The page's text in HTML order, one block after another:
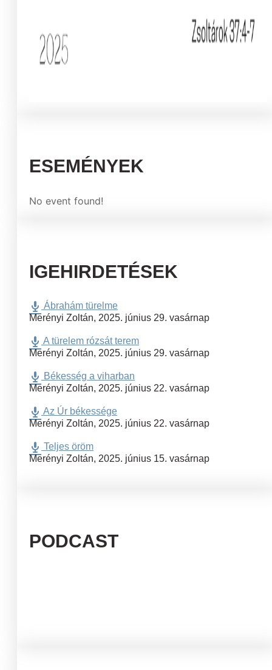
ESEMÉNYEK
No event found!
IGEHIRDETÉSEK
Ábrahám türelme
Merényi Zoltán, 2025. június 29. vasárnap
A türelem rózsát terem
Merényi Zoltán, 2025. június 29. vasárnap
Békesség a viharban
Merényi Zoltán, 2025. június 22. vasárnap
Az Úr békessége
Merényi Zoltán, 2025. június 22. vasárnap
Teljes öröm
Merényi Zoltán, 2025. június 15. vasárnap
PODCAST